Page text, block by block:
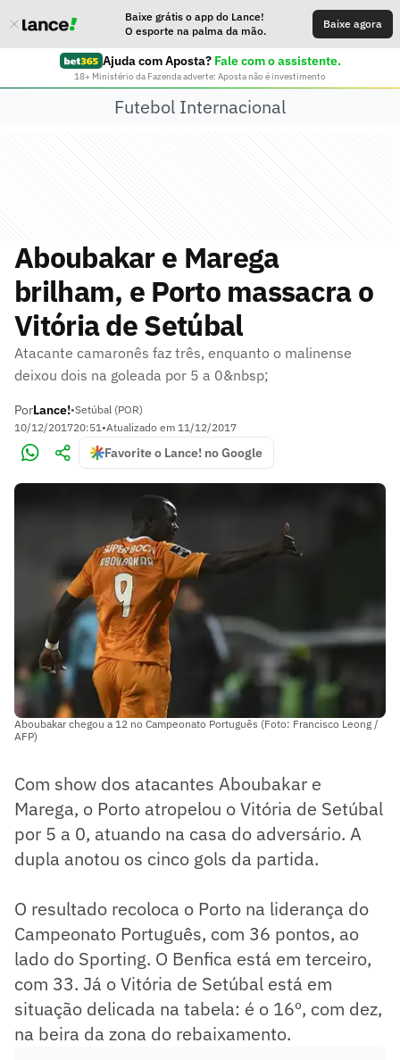
Baixe grátis o app do Lance!
O esporte na palma da mão.
Baixe agora
Ajuda com Aposta? Fale com o assistente.
18+ Ministério da Fazenda adverte: Aposta não é investimento
Futebol Internacional
Aboubakar e Marega
brilham, e Porto massacra o
Vitória de Setúbal
Atacante camaronês faz três, enquanto o malinense
deixou dois na goleada por 5 a 0&nbsp;
PorLance!•Setúbal (POR)
10/12/201720:51•Atualizado em 11/12/2017
Favorite o Lance! no Google
Aboubakar chegou a 12 no Campeonato Português (Foto: Francisco Leong /
AFP)
Com show dos atacantes Aboubakar e
Marega, o Porto atropelou o Vitória de Setúbal
por 5 a 0, atuando na casa do adversário. A
dupla anotou os cinco gols da partida.
O resultado recoloca o Porto na liderança do
Campeonato Português, com 36 pontos, ao
lado do Sporting. O Benfica está em terceiro,
com 33. Já o Vitória de Setúbal está em
situação delicada na tabela: é o 16º, com dez,
na beira da zona do rebaixamento.